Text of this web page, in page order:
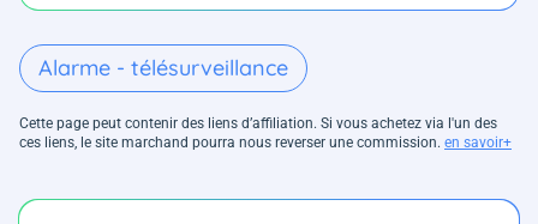
Alarme - télésurveillance
Cette page peut contenir des liens d’affiliation. Si vous achetez via l'un des
ces liens, le site marchand pourra nous reverser une commission. en savoir+